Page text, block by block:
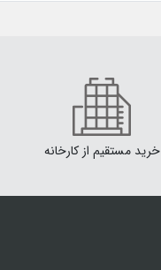
خرید مستقیم از کارخانه